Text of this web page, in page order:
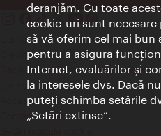
Contact
Credits
Declaraţie privind protecţia datelor
Terms of Use
Accesibilitate
Contact presa
deranjăm. Cu toate
cookie-uri sunt
să vă oferim cel mai bun
pentru a asigura
Internet, evaluărilor şi
la interesele dvs. Dacă
puteţi schimba setările
„Setări extinse“.